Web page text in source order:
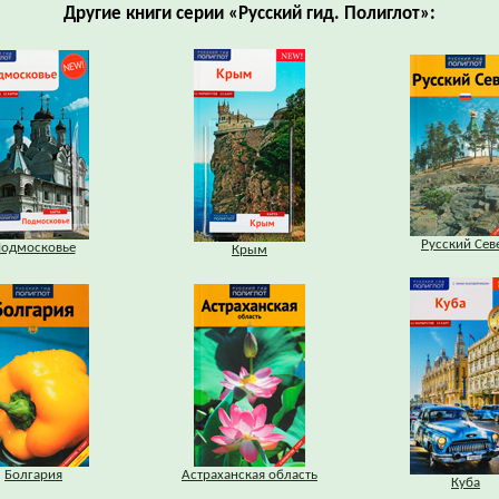
Другие книги серии «Русский гид. Полиглот»:
Крым Русский
Болгария Астраханская область
Куба